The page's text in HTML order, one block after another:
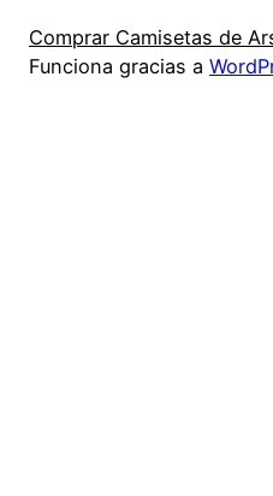
Comprar Camisetas de
Funciona gracias a